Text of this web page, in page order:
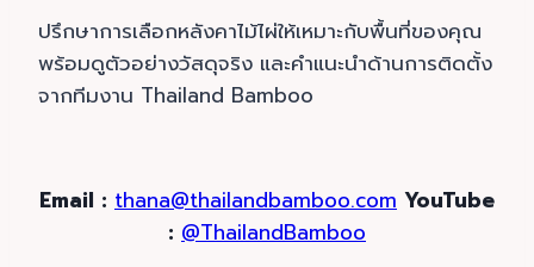
ปรึกษาการเลือกหลังคาไม้ไผ่ให้เหมาะกับพื้นที่ของคุณ
พร้อมดูตัวอย่างวัสดุจริง และคำแนะนำด้านการติดตั้ง
จากทีมงาน Thailand Bamboo
Email : thana@thailandbamboo.com YouTube
: @ThailandBamboo